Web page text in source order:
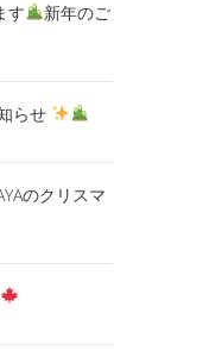
す
新年のご
らせ
のクリスマ